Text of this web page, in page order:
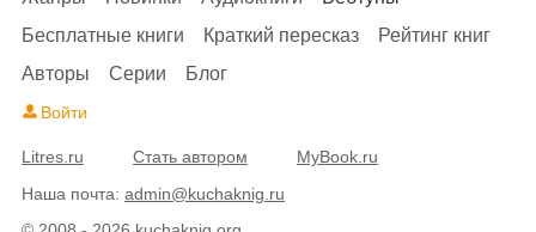
Бесплатные книги
Краткий пересказ
Рейтинг книг
Авторы
Серии Блог
Войти
Litres.ru Стать автором
MyBook.ru
Наша почта: admin@kuchaknig.ru